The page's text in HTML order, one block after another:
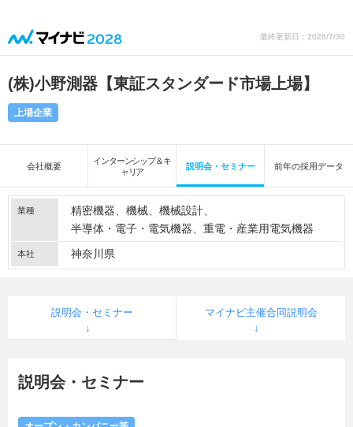
最終更新日：2026/7/30
(株)小野測器【東証スタンダード市場上場】
上場企業
会社概要
インターンシップ＆キ
ャリア
説明会・セミナー 前年の採用データ
業種 精密機器 機械
機械設計
半導体・電子・電気機器
重電・産業用電気機器
本社 神奈川県
説明会・セミナー マイナビ主催合同説明会
説明会・セミナー